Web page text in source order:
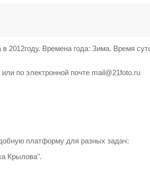
2012году. Времена года: Зима. Время
или по электронной почте mail@21foto.ru
платформу для разных задач:
Крылова".